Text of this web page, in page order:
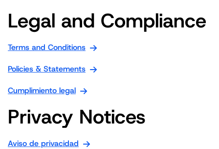
Legal and Compliance
Terms and Conditions
Policies & Statements
Cumplimiento legal
Privacy Notices
Aviso de privacidad